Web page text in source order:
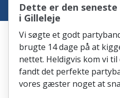
Dette er den seneste
i Gilleleje
Vi søgte et godt
brugte 14 dage på at
nettet. Heldigvis kom vi til
fandt det perfekte
vores gæster noget at